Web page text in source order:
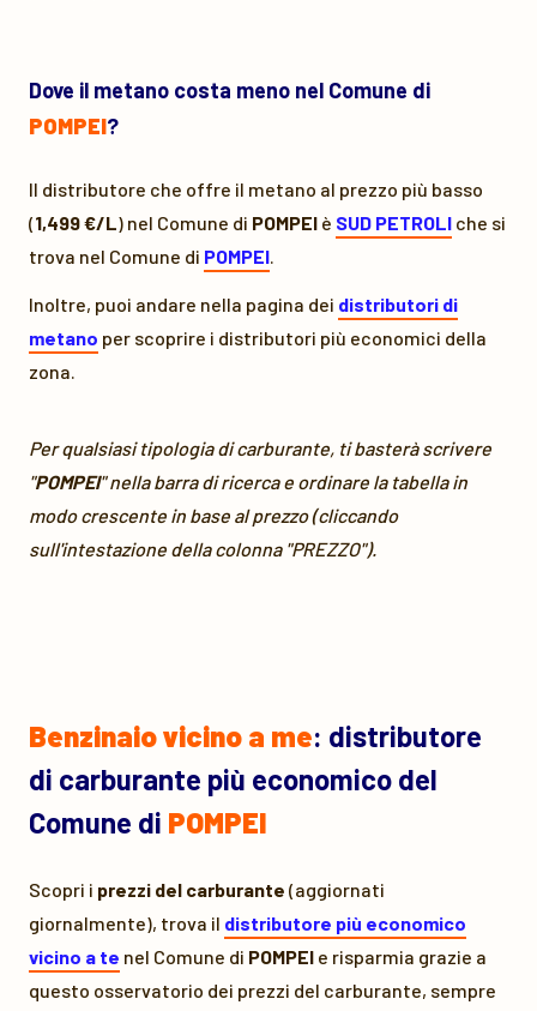
Dove il metano costa meno nel Comune di
POMPEI?
Il distributore che offre il metano al prezzo più basso
(1,499 €/L) nel Comune di POMPEI è SUD PETROLI che si
trova nel Comune di POMPEI.
Inoltre, puoi andare nella pagina dei distributori di
metano per scoprire i distributori più economici della
zona.
Per qualsiasi tipologia di carburante, ti basterà scrivere
"POMPEI" nella barra di ricerca e ordinare la tabella in
modo crescente in base al prezzo (cliccando
sull'intestazione della colonna "PREZZO").
Benzinaio vicino a me: distributore
di carburante più economico del
Comune di POMPEI
Scopri i prezzi del carburante (aggiornati
giornalmente), trova il distributore più economico
vicino a te nel Comune di POMPEI e risparmia grazie a
questo osservatorio dei prezzi del carburante, sempre